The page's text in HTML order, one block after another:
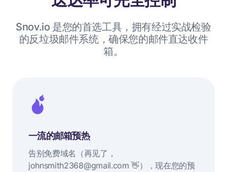
Snov.io 是您的首选工具，拥有经过实战检验
的反垃圾邮件系统，确保您的邮件直达收件
箱。
一流的邮箱预热
告别免费域名（再见了，
johnsmith2368@gmail.com 👋），现在您的预